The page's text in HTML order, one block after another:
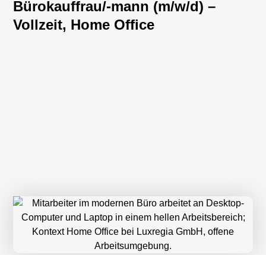
Bürokauffrau/-mann (m/w/d) –
Vollzeit, Home Office